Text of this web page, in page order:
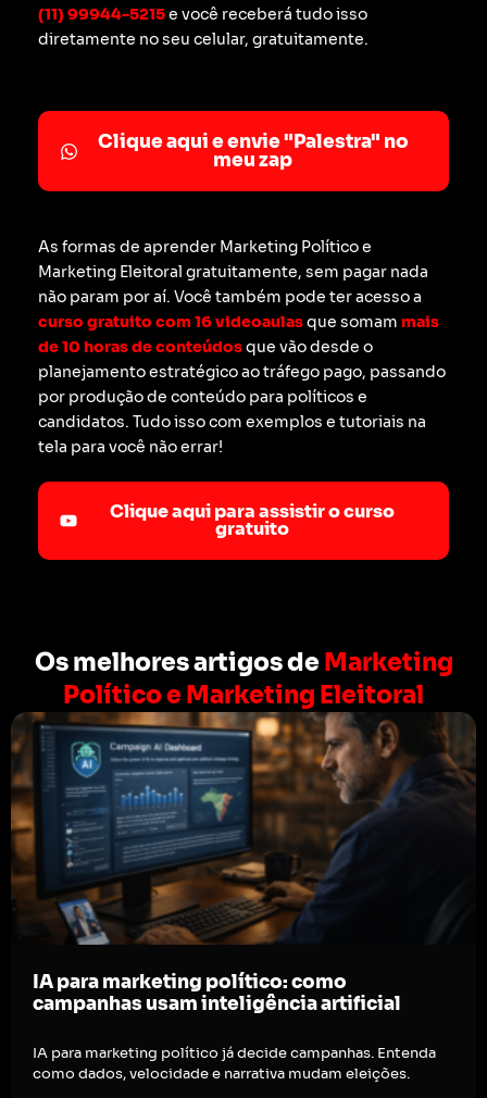
(11) 99944-5215e você receberá tudo isso
diretamente no seu celular, gratuitamente.
Clique aqui e envie "Palestra" no
meu zap
As formas de aprender Marketing Político e
Marketing Eleitoral gratuitamente, sem pagar nada
não param por aí. Você também pode ter acesso a
curso gratuito com 16 videoaulasque somam mais
de 10 horas de conteúdosque vão desde o
planejamento estratégico ao tráfego pago, passando
por produção de conteúdo para políticos e
candidatos. Tudo isso com exemplos e tutoriais na
tela para você não errar!
Clique aqui para assistir o curso
gratuito
Os melhores artigos de Marketing
Político e Marketing Eleitoral
IA para marketing político: como
campanhas usam inteligência artificial
IA para marketing político já decide campanhas. Entenda
como dados, velocidade e narrativa mudam eleições.